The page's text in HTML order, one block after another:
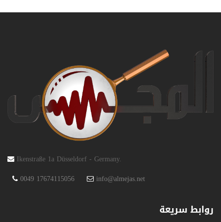
Ikenstraße 1a Düsseldorf - Germany.
0049 17674115056
info@almejas.net
روابط سريعة